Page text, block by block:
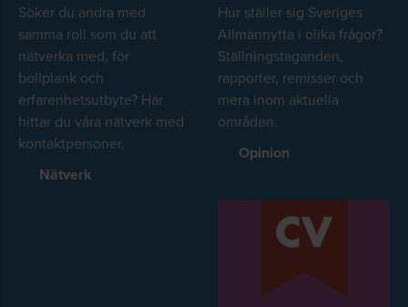
Söker du andra med
samma roll som du att
nätverka med, för
bollplank och
erfarenhetsutbyte? Här
hittar du våra nätverk med
kontaktpersoner.
Nätverk
Hur ställer sig Sveriges
Allmännytta i olika frågor?
Ställningstaganden,
rapporter, remisser och
mera inom aktuella
områden.
Opinion